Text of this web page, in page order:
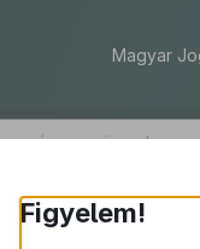
Magyar
Figyelem!